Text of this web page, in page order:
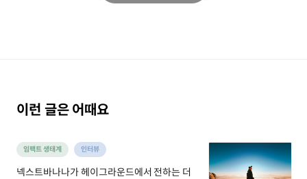
이런 글은 어때요
임팩트 생태계 인터뷰
넥스트바나나가 헤이그라운드에서 전하는 더